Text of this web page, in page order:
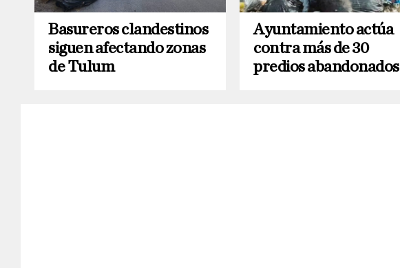
Basureros clandestinos
siguen afectando zonas
de Tulum
Ayuntamiento actúa
contra más de 30
predios abandonados